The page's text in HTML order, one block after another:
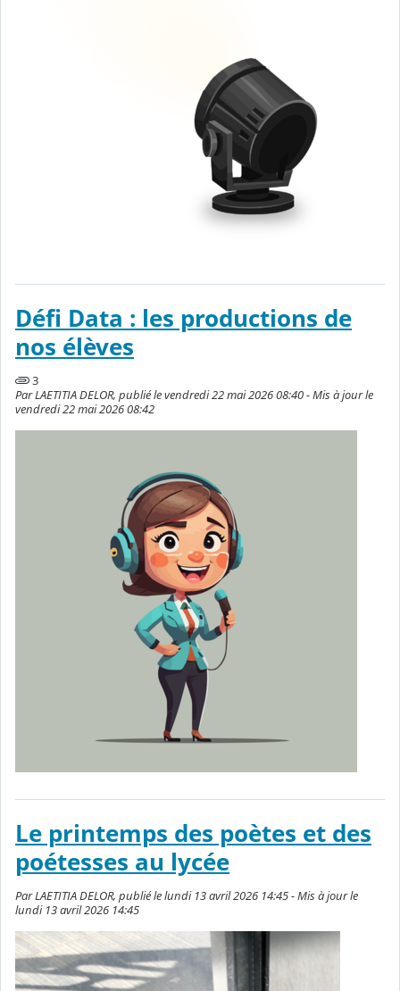
Défi Data : les productions de
nos élèves
3
Par LAETITIA DELOR, publié le vendredi 22 mai 2026 08:40 - Mis à jour le
vendredi 22 mai 2026 08:42
Le printemps des poètes et des
poétesses au lycée
Par LAETITIA DELOR, publié le lundi 13 avril 2026 14:45 - Mis à jour le
lundi 13 avril 2026 14:45